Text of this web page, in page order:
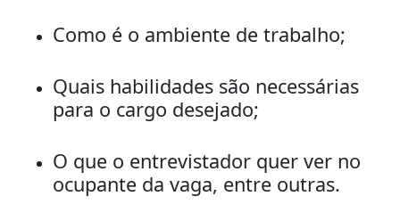
Como é o ambiente de trabalho;
Quais habilidades são necessárias
para o cargo desejado;
O que o entrevistador quer ver no
ocupante da vaga, entre outras.